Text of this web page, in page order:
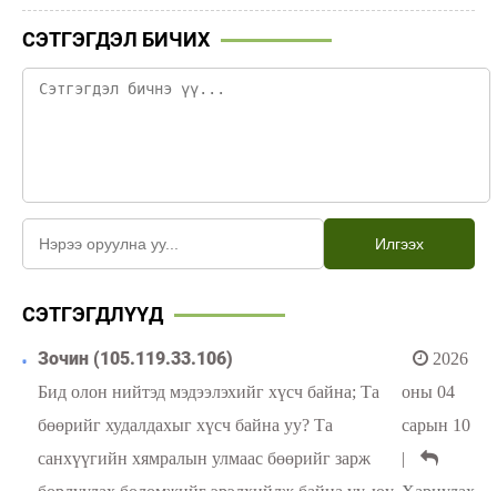
СЭТГЭГДЭЛ БИЧИХ
Илгээх
СЭТГЭГДЛҮҮД
Зочин (105.119.33.106)
Бид олон нийтэд мэдээлэхийг хүсч байна; Та
бөөрийг худалдахыг хүсч байна уу? Та
санхүүгийн хямралын улмаас бөөрийг зарж
2026
оны 04
сарын 10
|